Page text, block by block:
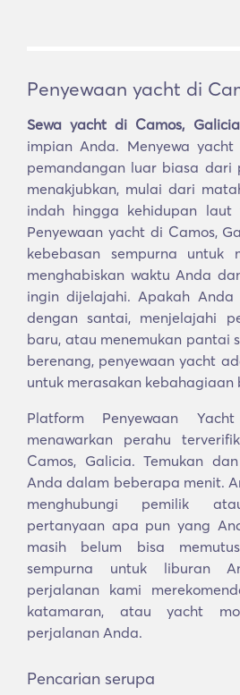
Penyewaan yacht di
Sewa yacht di Camos, Galicia
impian Anda. Menyewa
pemandangan luar biasa dari
menakjubkan, mulai dari
indah hingga kehidupan laut
Penyewaan yacht di Camos,
kebebasan sempurna untuk
menghabiskan waktu Anda
ingin dijelajahi. Apakah
dengan santai, menjelajahi
baru, atau menemukan pantai
berenang, penyewaan yacht
untuk merasakan kebahagiaan
Platform Penyewaan
menawarkan perahu
Camos, Galicia. Temukan
Anda dalam beberapa menit.
menghubungi pemilik
pertanyaan apa pun yang
masih belum bisa
sempurna untuk liburan
perjalanan kami
katamaran, atau yacht
perjalanan Anda.
Pencarian serupa